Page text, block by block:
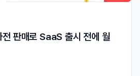
전 판매로 SaaS 출시 전에 월